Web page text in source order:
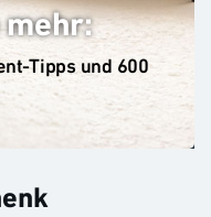
mehr:
Tipps und 600